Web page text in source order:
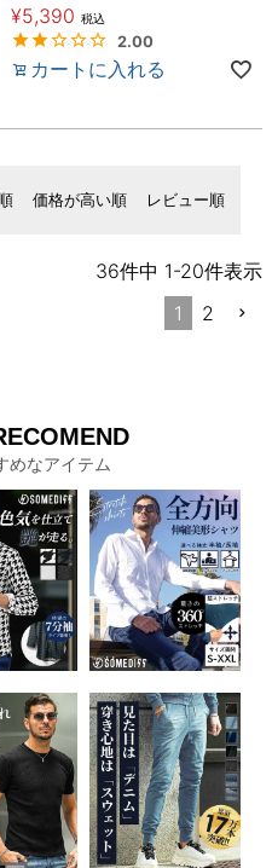
¥5,390 税込
2.00
カートに入れる
価格が高い順 レビュー順
36件中 1-20件表示
1
2
めなアイテム